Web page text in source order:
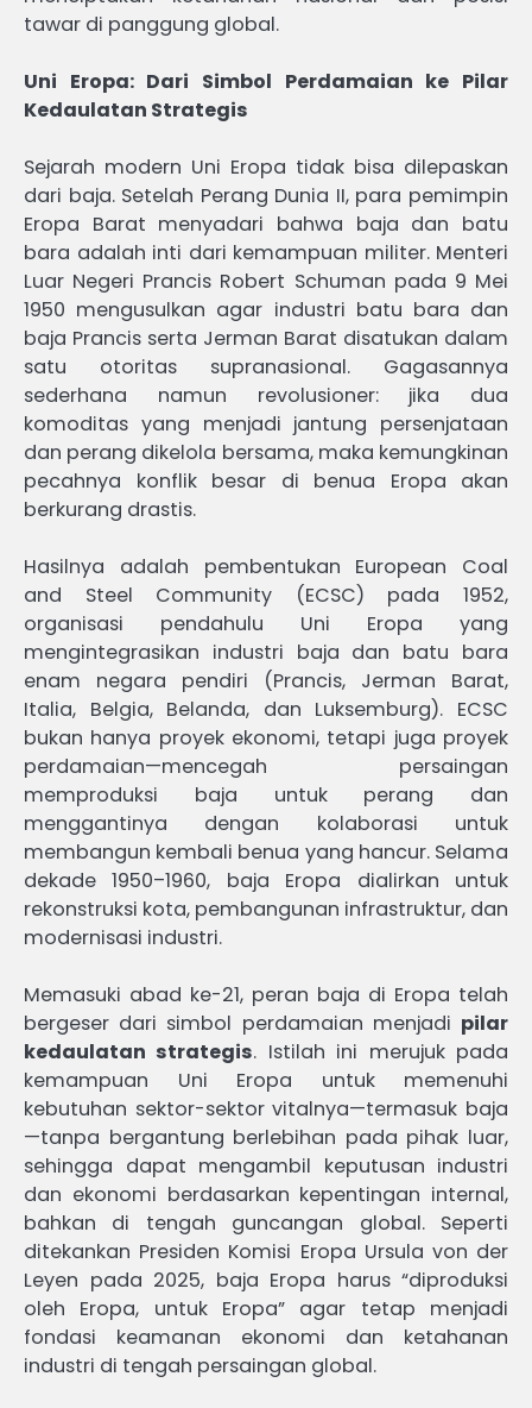
tawar di panggung global.
Uni Eropa: Dari Simbol Perdamaian ke Pilar
Kedaulatan Strategis
Sejarah modern Uni Eropa tidak bisa dilepaskan
dari baja. Setelah Perang Dunia II, para pemimpin
Eropa Barat menyadari bahwa baja dan batu
bara adalah inti dari kemampuan militer. Menteri
Luar Negeri Prancis Robert Schuman pada 9 Mei
1950 mengusulkan agar industri batu bara dan
baja Prancis serta Jerman Barat disatukan dalam
satu otoritas supranasional. Gagasannya
sederhana namun revolusioner: jika dua
komoditas yang menjadi jantung persenjataan
dan perang dikelola bersama, maka kemungkinan
pecahnya konflik besar di benua Eropa akan
berkurang drastis.
Hasilnya adalah pembentukan European Coal
and Steel Community (ECSC) pada 1952,
organisasi pendahulu Uni Eropa yang
mengintegrasikan industri baja dan batu bara
enam negara pendiri (Prancis, Jerman Barat,
Italia, Belgia, Belanda, dan Luksemburg). ECSC
bukan hanya proyek ekonomi, tetapi juga proyek
perdamaian—mencegah persaingan
memproduksi baja untuk perang dan
menggantinya dengan kolaborasi untuk
membangun kembali benua yang hancur. Selama
dekade 1950–1960, baja Eropa dialirkan untuk
rekonstruksi kota, pembangunan infrastruktur, dan
modernisasi industri.
Memasuki abad ke-21, peran baja di Eropa telah
bergeser dari simbol perdamaian menjadi pilar
kedaulatan strategis. Istilah ini merujuk pada
kemampuan Uni Eropa untuk memenuhi
kebutuhan sektor-sektor vitalnya—termasuk baja
—tanpa bergantung berlebihan pada pihak luar,
sehingga dapat mengambil keputusan industri
dan ekonomi berdasarkan kepentingan internal,
bahkan di tengah guncangan global. Seperti
ditekankan Presiden Komisi Eropa Ursula von der
Leyen pada 2025, baja Eropa harus “diproduksi
oleh Eropa, untuk Eropa” agar tetap menjadi
fondasi keamanan ekonomi dan ketahanan
industri di tengah persaingan global.